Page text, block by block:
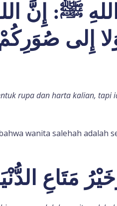
ﷺ: إِنَّ
إِلى
rupa dan harta kalian, tapi
wanita salehah adalah
مَتَاعِ